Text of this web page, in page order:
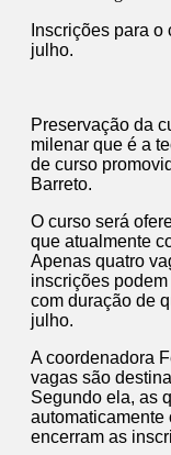
Inscrições para
julho.
Preservação da
milenar que é a
de curso
Barreto.
O curso será
que atualmente
Apenas quatro
inscrições
com duração de
julho.
A coordenadora
vagas são
Segundo ela, as
automaticamente
encerram as